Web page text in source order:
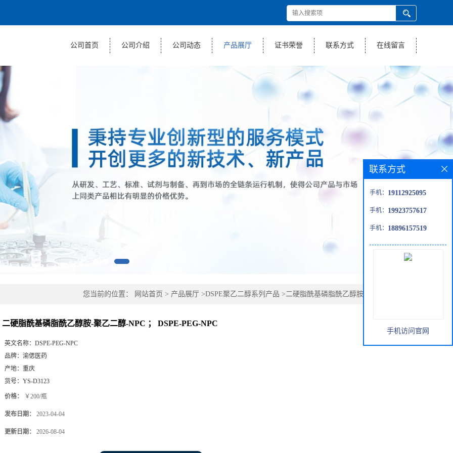
公司首页 公司介绍 公司动态 产品展厅 证书荣誉 联系方式 在线留言
您当前的位置： 网站首页 > 产品展厅 >DSPE聚乙二醇系列产品 > 二硬脂酰基磷脂酰乙醇胺-聚乙二醇-NPC
二硬脂酰基磷脂酰乙醇胺-聚乙二醇-NPC ； DSPE-PEG-NPC
英文名称： DSPE-PEG-NPC
品牌： 渝偲医药
产地： 重庆
货号： YS-D3123
价格： ￥200/瓶
发布日期： 2023-04-04
更新日期： 2026-08-04
联系方式
手机： 19112925095
手机： 19923757617
手机： 18896157519
手机访问官网